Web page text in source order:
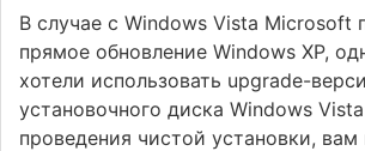
В случае с Windows Vista Microsoft
прямое обновление Windows XP,
хотели использовать upgrade-
установочного диска Windows
проведения чистой установки,